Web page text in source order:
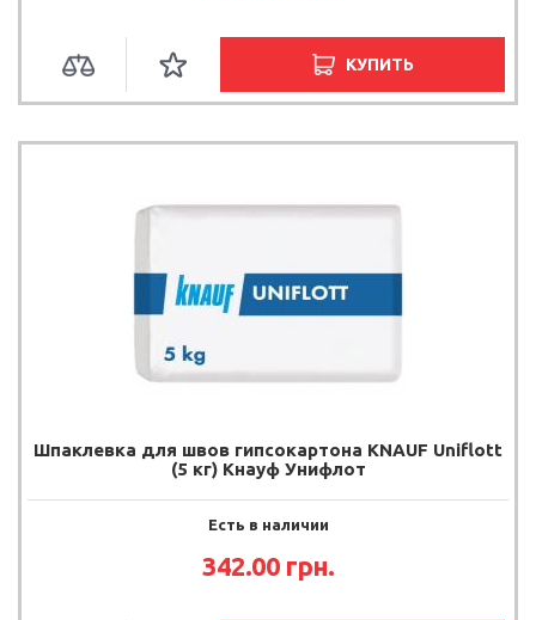
КУПИТЬ
Шпаклевка для швов гипсокартона KNAUF Uniflott
(5 кг) Кнауф Унифлот
Есть в наличии
342.00 грн.